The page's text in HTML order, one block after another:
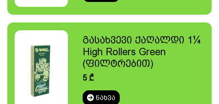
გასახვევი ქაღალდი 1¼
High Rollers Green
(ფილტრებით)
5₾
ᲜᲐᲮᲕᲐ